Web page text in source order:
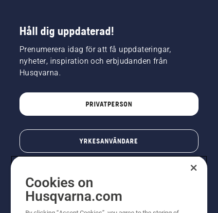
Håll dig uppdaterad!
Prenumerera idag för att få uppdateringar,
nyheter, inspiration och erbjudanden från
Husqvarna.
PRIVATPERSON
YRKESANVÄNDARE
Cookies on
Husqvarna.com